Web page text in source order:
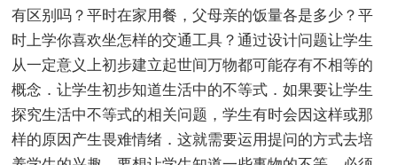
有区别吗？平时在家用餐，父母亲的饭量各是多少？平
时上学你喜欢坐怎样的交通工具？通过设计问题让学生
从一定意义上初步建立起世间万物都可能存有不相等的
概念．让学生初步知道生活中的不等式．如果要让学生
探究生活中不等式的相关问题，学生有时会因这样或那
样的原因产生畏难情绪．这就需要运用提问的方式去培